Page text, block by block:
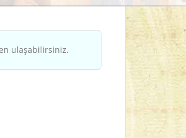
ulaşabilirsiniz.